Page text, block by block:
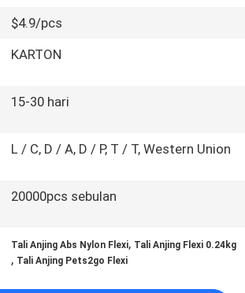
$4.9/pcs
KARTON
15-30 hari
L / C, D / A, D / P, T / T, Western Union
20000pcs sebulan
Tali Anjing Abs Nylon Flexi, Tali Anjing Flexi 0.24kg
, Tali Anjing Pets2go Flexi